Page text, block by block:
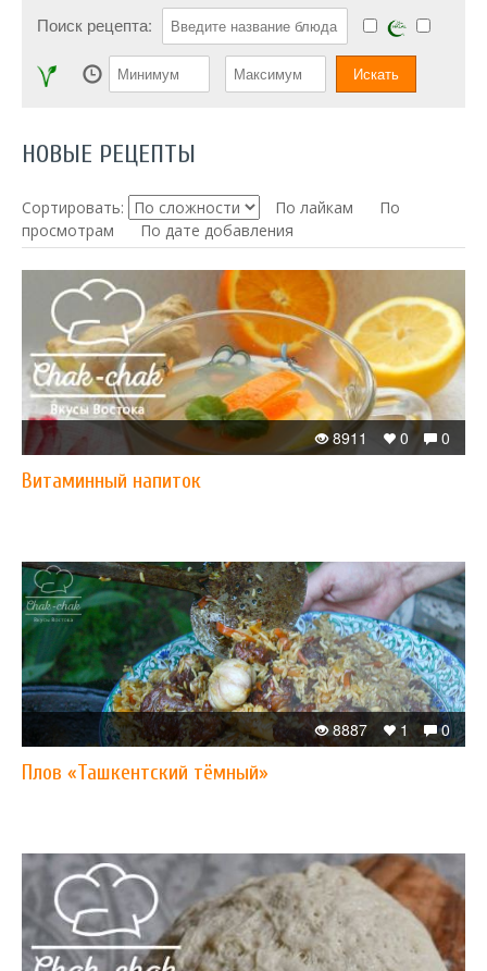
Поиск рецепта:
НОВЫЕ РЕЦЕПТЫ
Сортировать: По лайкам
По
просмотрам
По дате добавления
0
0
8911
Витаминный напиток
0
1
8887
Плов «Ташкентский тёмный»